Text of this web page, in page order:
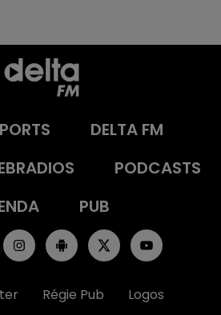
DELTA FM
PODCASTS
PUB
Régie Pub
Logos